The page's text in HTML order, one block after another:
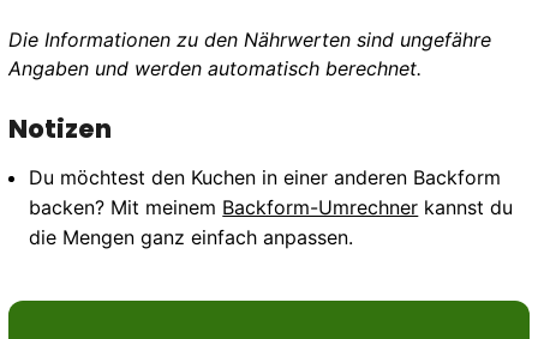
Die Informationen zu den Nährwerten sind ungefähre
Angaben und werden automatisch berechnet.
Notizen
Du möchtest den Kuchen in einer anderen Backform
backen? Mit meinem Backform-Umrechner kannst du
die Mengen ganz einfach anpassen.